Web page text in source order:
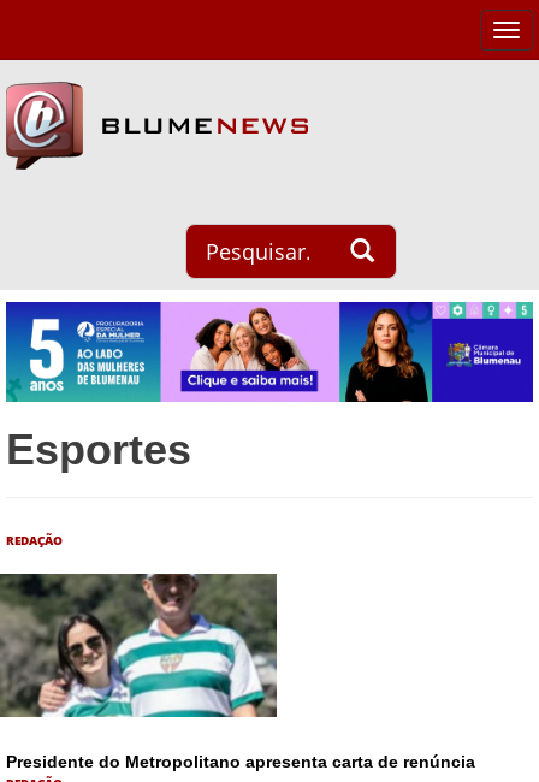
Esportes
REDAÇÃO
Presidente do Metropolitano apresenta carta de renúncia